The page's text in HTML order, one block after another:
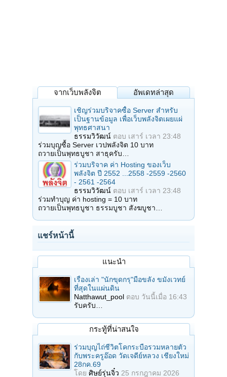
จากเว็บพลังจิต อัพเดทล่าสุด
เชิญร่วมบริจาคซื้อ Server สำหรับ
เป็นฐานข้อมูล เพื่อเว็บพลังจิตเผยแผ่
พุทธศาสนา
ธรรมวิวัฒน์ ตอบ เสาร์ เวลา 23:48
ร่วมบุญซื้อ Server เวปพลังจิต 10 บาท
ถวายเป็นพุทธบูชา สาธุครับ…
ร่วมบริจาค ค่า Hosting ของเว็บ
พลังจิต ปี 2552 ...2558 -2559 -2560
- 2561 -2564
ธรรมวิวัฒน์ ตอบ เสาร์ เวลา 23:48
ร่วมทำบุญ ค่า hosting = 10 บาท
ถวายเป็นพุทธบูชา ธรรมบูชา สังฆบูชา…
แชร์หน้านี้
แนะนำ
เรื่องเล่า "นักขุดกรุ"มือขลัง ขมังเวทย์
ที่สุดในแผ่นดิน
Natthawut_pool ตอบ วันนี้เมื่อ 16:43
รับครับ…
กระทู้ที่น่าสนใจ
ร่วมบุญไถ่ชีวิตโคกระบือรวมหลายตัว
กับพระครูอ๊อด วัดเจดีย์หลวง เชียงใหม่
28กค.69
โดย ศิษย์รุ่นจิ๋ว 25 กรกฎาคม 2026